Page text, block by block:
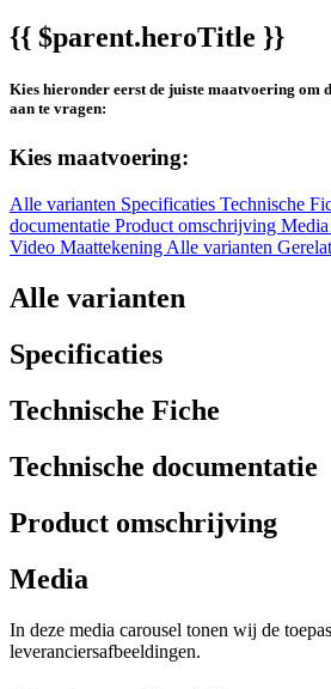
{{ $parent.heroTitle }}
Kies hieronder eerst de juiste maatvoering om
aan te vragen:
Kies maatvoering:
Alle varianten Specificaties Technische
documentatie Product omschrijving Media
Video Maattekening Alle varianten
Alle varianten
Specificaties
Technische Fiche
Technische documentatie
Product omschrijving
Media
In deze media carousel tonen wij de
leveranciersafbeeldingen.